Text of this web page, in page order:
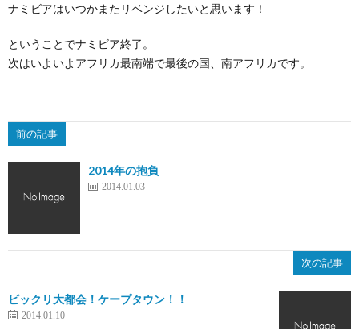
ナミビアはいつかまたリベンジしたいと思います！
ということでナミビア終了。
次はいよいよアフリカ最南端で最後の国、南アフリカです。
前の記事
2014年の抱負
2014.01.03
次の記事
ビックリ大都会！ケープタウン！！
2014.01.10